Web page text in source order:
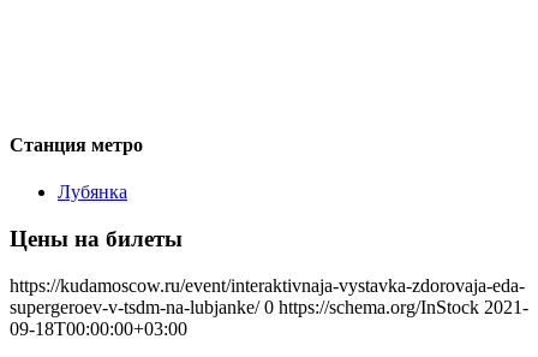
Станция метро
Лубянка
Цены на билеты
https://kudamoscow.ru/event/interaktivnaja-vystavka-zdorovaja-eda-
supergeroev-v-tsdm-na-lubjanke/ 0 https://schema.org/InStock 2021-
09-18T00:00:00+03:00